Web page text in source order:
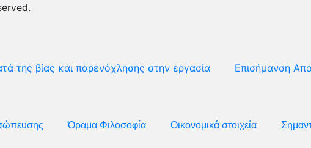
της βίας και παρενόχλησης στην εργασία Επισήμανση
Όραμα Φιλοσοφία Οικονομικά στοιχεία